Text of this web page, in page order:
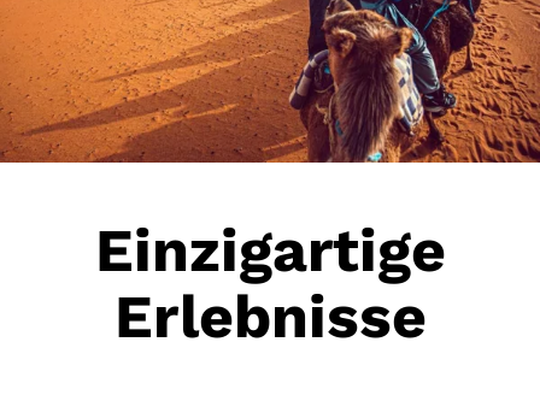
Einzigartige
Erlebnisse